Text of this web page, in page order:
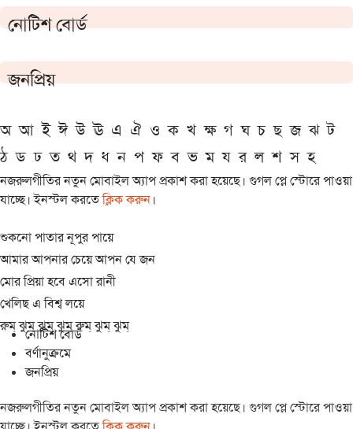
নোটিশ বোর্ড
জনপ্রিয়
অ আ ই ঈ উ ঊ এ ঐ ও ক খ ক্ষ গ ঘ চ ছ জ ঝ ট
ঠ ড ঢ ত থ দ ধ ন প ফ ব ভ ম য র ল শ স হ
নজরুলগীতির নতুন মোবাইল অ্যাপ প্রকাশ করা হয়েছে। গুগল প্লে স্টোরে পাওয়া
যাচ্ছে। ইনস্টল করতেক্লিক করুন।
শুকনো পাতার নূপুর পায়ে
আমার আপনার চেয়ে আপন যে জন
মোর প্রিয়া হবে এসো রানী
খেলিছ এ বিশ্ব লয়ে
রুম্ ঝুম্ ঝুম্ ঝুম্ রুম্ ঝুম্ ঝুম্
নোটিশ বোর্ড
বর্ণানুক্রমে
জনপ্রিয়
নজরুলগীতির নতুন মোবাইল অ্যাপ প্রকাশ করা হয়েছে। গুগল প্লে স্টোরে পাওয়া